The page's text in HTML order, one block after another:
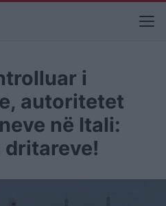
i
autoritetet
në Itali:
dritareve!